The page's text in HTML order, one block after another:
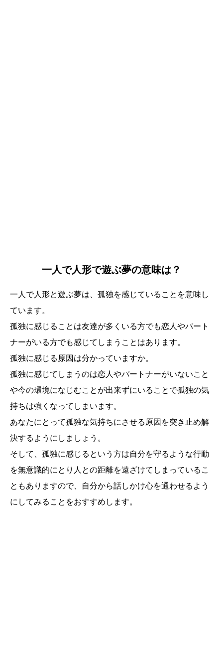
一人で人形で遊ぶ夢の意味は？
一人で人形と遊ぶ夢は、孤独を感じていることを意味し
ています。
孤独に感じることは友達が多くいる方でも恋人やパート
ナーがいる方でも感じてしまうことはあります。
孤独に感じる原因は分かっていますか。
孤独に感じてしまうのは恋人やパートナーがいないこと
や今の環境になじむことが出来ずにいることで孤独の気
持ちは強くなってしまいます。
あなたにとって孤独な気持ちにさせる原因を突き止め解
決するようにしましょう。
そして、孤独に感じるという方は自分を守るような行動
を無意識的にとり人との距離を遠ざけてしまっているこ
ともありますので、自分から話しかけ心を通わせるよう
にしてみることをおすすめします。